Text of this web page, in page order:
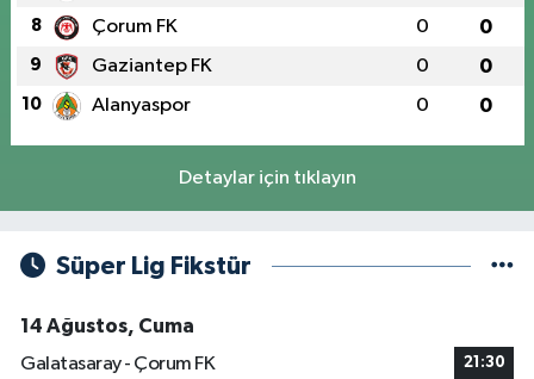
8 Çorum FK 0 0
9 Gaziantep FK 0 0
10 Alanyaspor 0 0
Detaylar için tıklayın
Süper Lig Fikstür
14 Ağustos, Cuma
Galatasaray - Çorum FK
21:30